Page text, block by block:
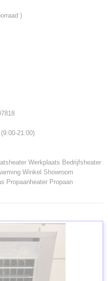
)
21:00)
Werkplaats Bedrijfsheater
Winkel Showroom
Propaanheater Propaan